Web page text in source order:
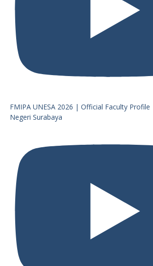
FMIPA UNESA 2026 | Official Faculty
Negeri Surabaya